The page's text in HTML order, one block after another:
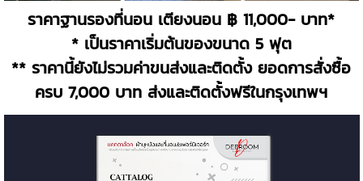
ราคาฐานรองที่นอน เตียงนอน ฿ 11,000- บาท*
* เป็นราคาเริ่มต้นของขนาด 5 ฟุต
** ราคานี้ยังไม่รวมค่าขนส่งและติดตั้ง ยอดการสั่งซื้อ
ครบ 7,000 บาท ส่งและติดตั้งฟรีในกรุงเทพฯ